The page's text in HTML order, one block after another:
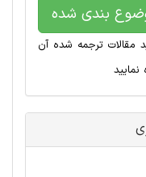
بندی شده
مقالات ترجمه شده آن